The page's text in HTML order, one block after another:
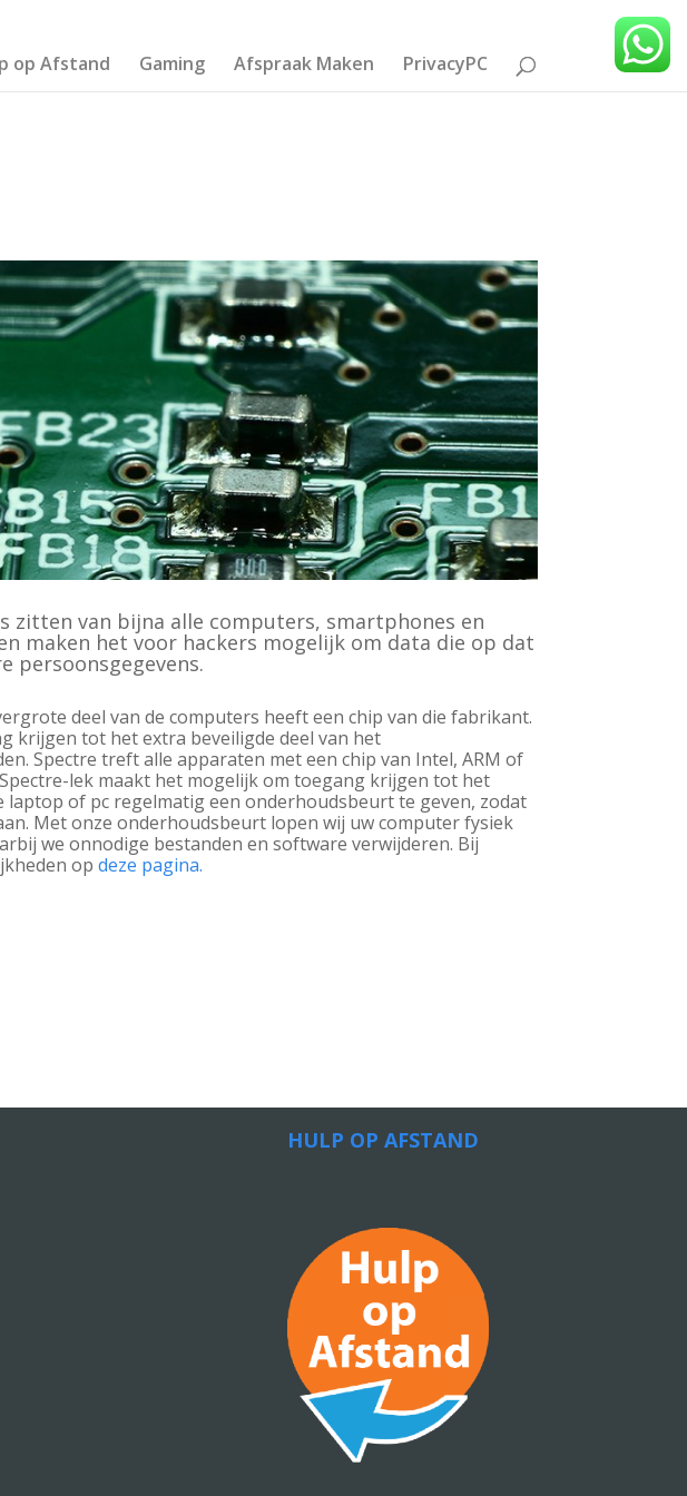
op Afstand Gaming Afspraak Maken PrivacyPC
zitten van bijna alle computers, smartphones en
maken het voor hackers mogelijk om data die op dat
persoonsgegevens.
deel van de computers heeft een chip van die fabrikant.
krijgen tot het extra beveiligde deel van het
Spectre treft alle apparaten met een chip van Intel, ARM of
lek maakt het mogelijk om toegang krijgen tot het
laptop of pc regelmatig een onderhoudsbeurt te geven, zodat
Met onze onderhoudsbeurt lopen wij uw computer fysiek
we onnodige bestanden en software verwijderen. Bij
op deze pagina.
HULP OP AFSTAND